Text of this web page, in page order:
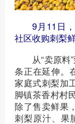
9月11日
社区收购刺梨
从“卖原料”
条正在延伸。
家庭式刺梨加
脚镇茶香村村
除了售卖鲜果
刺梨原汁、果